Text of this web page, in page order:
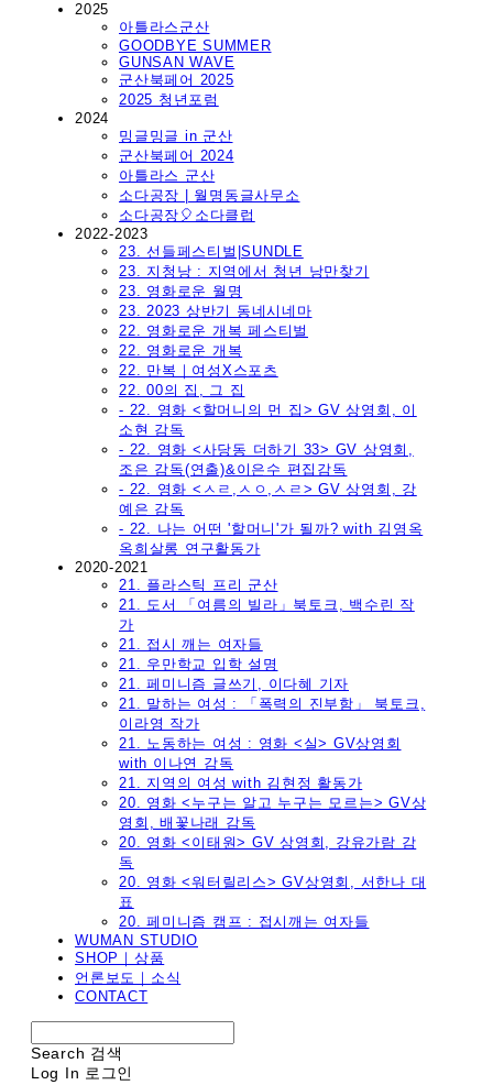
2025
아틀라스군산
GOODBYE SUMMER
GUNSAN WAVE
군산북페어 2025
2025 청년포럼
2024
밍글밍글 in 군산
군산북페어 2024
아틀라스 군산
소다공장 | 월명동글사무소
소다공장🎈소다클럽
2022-2023
23. 선들페스티벌|SUNDLE
23. 지청낭 : 지역에서 청년 낭만찾기
23. 영화로운 월명
23. 2023 상반기 동네시네마
22. 영화로운 개복 페스티벌
22. 영화로운 개복
22. 만복｜여성X스포츠
22. 00의 집, 그 집
- 22. 영화 <할머니의 먼 집> GV 상영회, 이
소현 감독
- 22. 영화 <사당동 더하기 33> GV 상영회,
조은 감독(연출)&이은수 편집감독
- 22. 영화 <ㅅㄹ,ㅅㅇ,ㅅㄹ> GV 상영회, 강
예은 감독
- 22. 나는 어떤 '할머니'가 될까? with 김영옥
옥희살롱 연구활동가
2020-2021
21. 플라스틱 프리 군산
21. 도서 「여름의 빌라」북토크, 백수린 작
가
21. 접시 깨는 여자들
21. 우만학교 입학 설명
21. 페미니즘 글쓰기, 이다혜 기자
21. 말하는 여성 : 「폭력의 진부함」 북토크,
이라영 작가
21. 노동하는 여성 : 영화 <실> GV상영회
with 이나연 감독
21. 지역의 여성 with 김현정 활동가
20. 영화 <누구는 알고 누구는 모르는> GV상
영회, 배꽃나래 감독
20. 영화 <이태원> GV 상영회, 강유가람 감
독
20. 영화 <워터릴리스> GV상영회, 서한나 대
표
20. 페미니즘 캠프 : 접시깨는 여자들
WUMAN STUDIO
SHOP｜상품
언론보도｜소식
CONTACT
Search 검색
Log In 로그인